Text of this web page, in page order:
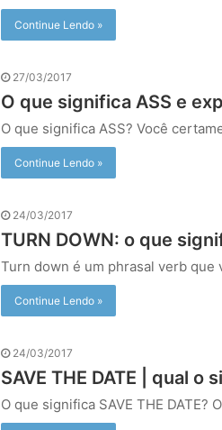
Continue Lendo »
27/03/2017
O que significa ASS e
O que significa ASS? Você
Continue Lendo »
24/03/2017
TURN DOWN: o que
Turn down é um phrasal verb
Continue Lendo »
24/03/2017
SAVE THE DATE | qual
O que significa SAVE THE DATE?